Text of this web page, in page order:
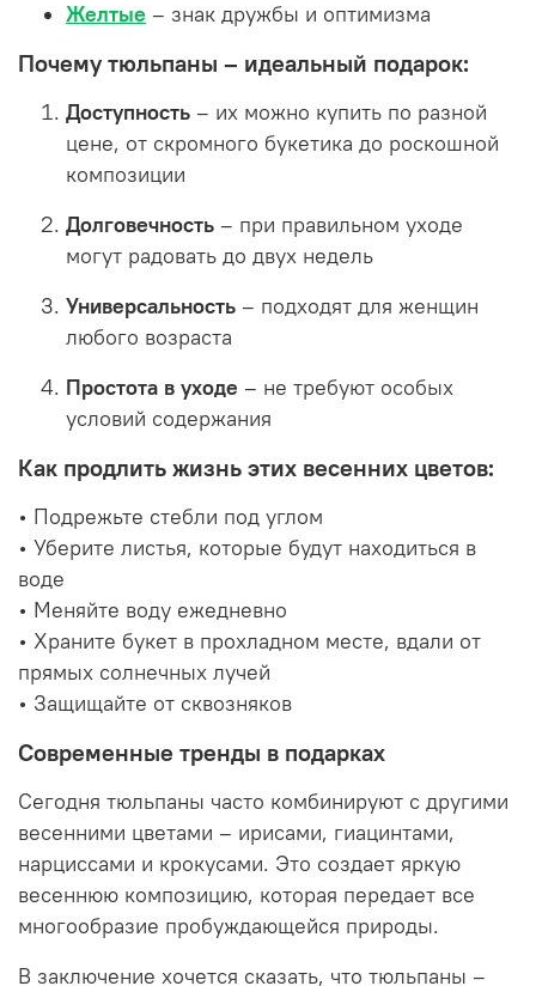
Желтые – знак дружбы и оптимизма
Почему тюльпаны – идеальный подарок:
Доступность – их можно купить по разной
цене, от скромного букетика до роскошной
композиции
Долговечность – при правильном уходе
могут радовать до двух недель
Универсальность – подходят для женщин
любого возраста
Простота в уходе – не требуют особых
условий содержания
Как продлить жизнь этих весенних цветов:
• Подрежьте стебли под углом
• Уберите листья, которые будут находиться в
воде
• Меняйте воду ежедневно
• Храните букет в прохладном месте, вдали от
прямых солнечных лучей
• Защищайте от сквозняков
Современные тренды в подарках
Сегодня тюльпаны часто комбинируют с другими
весенними цветами – ирисами, гиацинтами,
нарциссами и крокусами. Это создает яркую
весеннюю композицию, которая передает все
многообразие пробуждающейся природы.
В заключение хочется сказать, что тюльпаны –